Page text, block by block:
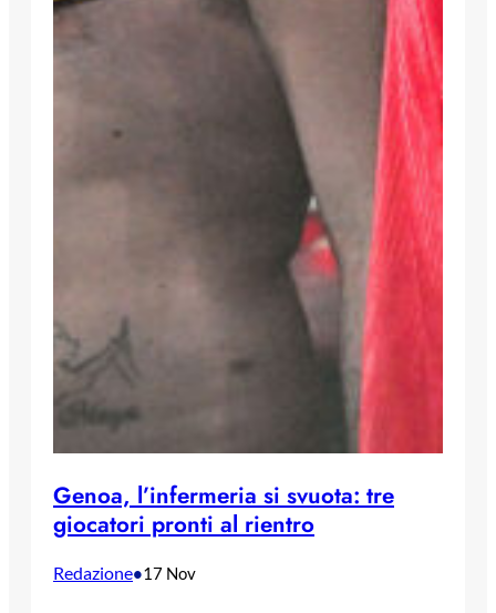
Genoa, l’infermeria si svuota: tre
giocatori pronti al rientro
Redazione•17 Nov